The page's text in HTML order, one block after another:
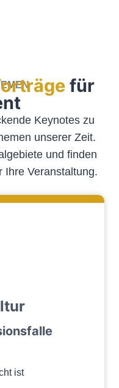
für
Keynotes zu
unserer Zeit.
und finden
Ihre Veranstaltung.
ist